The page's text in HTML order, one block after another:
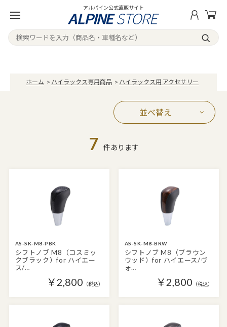
アルパイン公式直販サイト
ホーム > ハイラックス専用商品 > ハイラックス用 アクセサリー
並べ替え
7 件あります
AS-SK-M8-PBK
シフトノブ M8（コスミッ
クブラック）for ハイエー
ス/…
￥2,800 （税込）
AS-SK-M8-BRW
シフトノブ M8（ブラウン
ウッド）for ハイエース/ヴ
ォ…
￥2,800 （税込）